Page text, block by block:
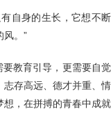
自身的生长，它想不断
风。”
教育引导，更需要自觉
志存高远、德才并重、情
，在拼搏的青春中成就